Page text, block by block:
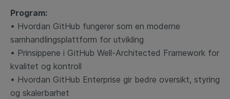
Program:
• Hvordan GitHub fungerer som en moderne
samhandlingsplattform for utvikling
• Prinsippene i GitHub Well-Architected Framework for
kvalitet og kontroll
• Hvordan GitHub Enterprise gir bedre oversikt, styring
og skalerbarhet